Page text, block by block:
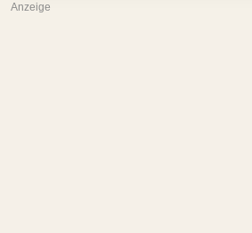
Anzeige